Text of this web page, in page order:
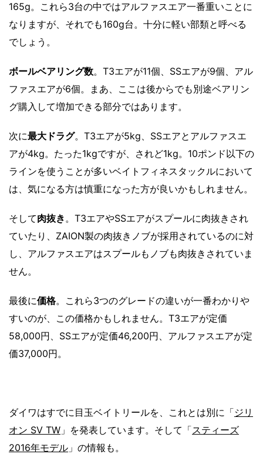
165g。これら3台の中ではアルファスエア一番重いことに
なりますが、それでも160g台。十分に軽い部類と呼べる
でしょう。
ボールベアリング数。T3エアが11個、SSエアが9個、アル
ファスエアが6個。まあ、ここは後からでも別途ベアリン
グ購入して増加できる部分ではあります。
次に最大ドラグ。T3エアが5kg、SSエアとアルファスエ
アが4kg。たった1kgですが、されど1kg。10ポンド以下の
ラインを使うことが多いベイトフィネスタックルにおいて
は、気になる方は慎重になった方が良いかもしれません。
そして肉抜き。T3エアやSSエアがスプールに肉抜きされ
ていたり、ZAION製の肉抜きノブが採用されているのに対
し、アルファスエアはスプールもノブも肉抜きされていま
せん。
最後に価格。これら3つのグレードの違いが一番わかりや
すいのが、この価格かもしれません。T3エアが定価
58,000円、SSエアが定価46,200円、アルファスエアが定
価37,000円。
ダイワはすでに目玉ベイトリールを、これとは別に「ジリ
オン SV TW 」を発表しています。そして「スティーズ
2016年モデル 」の情報も。